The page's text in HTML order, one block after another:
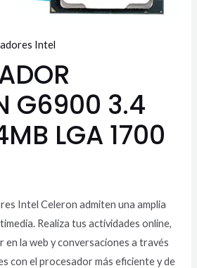
Intel
G6900 3.4
LGA 1700
Intel Celeron admiten una amplia
Realiza tus actividades online,
en la web y conversaciones a través
con el procesador más eficiente y de